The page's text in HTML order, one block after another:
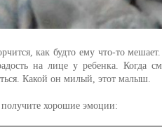
как будто ему что-то
на лице у ребенка. Когда
Какой он милый, этот малыш.
хорошие эмоции: